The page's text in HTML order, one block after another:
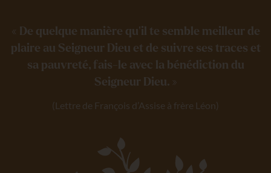
« De quelque manière qu’il te semble meilleur de
plaire au Seigneur Dieu et de suivre ses traces et
sa pauvreté, fais-le avec la bénédiction du
Seigneur Dieu. »
(Lettre de François d’Assise à frère Léon)